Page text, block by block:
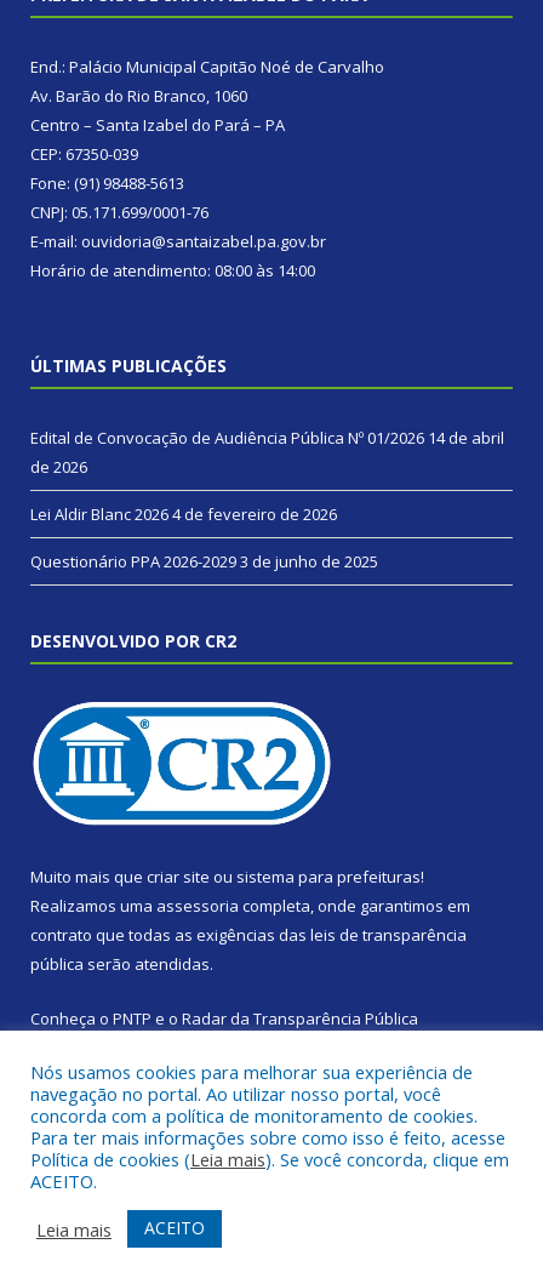
End.: Palácio Municipal Capitão Noé de Carvalho
Av. Barão do Rio Branco, 1060
Centro – Santa Izabel do Pará – PA
CEP: 67350-039
Fone: (91) 98488-5613
CNPJ: 05.171.699/0001-76
E-mail: ouvidoria@santaizabel.pa.gov.br
Horário de atendimento: 08:00 às 14:00
ÚLTIMAS PUBLICAÇÕES
Edital de Convocação de Audiência Pública Nº 01/2026 14 de abril
de 2026
Lei Aldir Blanc 20264 de fevereiro de 2026
Questionário PPA 2026-20293 de junho de 2025
DESENVOLVIDO POR CR2
Muito mais que criar site ou sistema para prefeituras!
Realizamos uma assessoria completa, onde garantimos em
contrato que todas as exigências das leis de transparência
pública serão atendidas.
Conheça o PNTP e o Radar da Transparência Pública
Todos os direitos reservados a Prefeitura Municipal de Santa
Izabel do Pará.
Mapa do Site
Acessar Área Administrativa
Acessar Webmail
Nós usamos cookies para melhorar sua experiência de
navegação no portal. Ao utilizar nosso portal, você
concorda com a política de monitoramento de cookies.
Para ter mais informações sobre como isso é feito, acesse
Política de cookies (Leia mais). Se você concorda, clique em
ACEITO.
Leia mais
ACEITO